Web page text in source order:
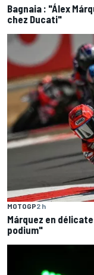
Bagnaia : "Álex
chez Ducati"
MOTOGP2 h
Márquez en
podium"